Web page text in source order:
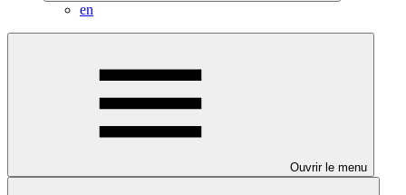
en
Ouvrir le menu